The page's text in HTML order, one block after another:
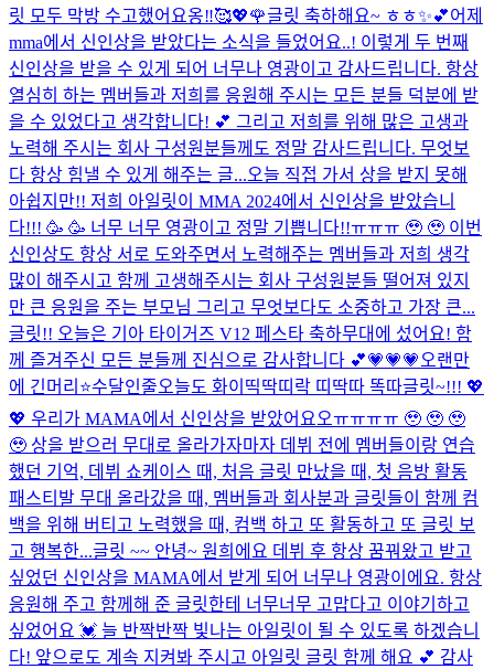
릿 모두 막방 수고했어요옹‼︎🥰💖🌹글릿 축하해요~ ㅎㅎ✨💕어제
mma에서 신인상을 받았다는 소식을 들었어요..! 이렇게 두 번째
신인상을 받을 수 있게 되어 너무나 영광이고 감사드립니다. 항상
열심히 하는 멤버들과 저희를 응원해 주시는 모든 분들 덕분에 받
을 수 있었다고 생각합니다! 💕 그리고 저희를 위해 많은 고생과
노력해 주시는 회사 구성원분들께도 정말 감사드립니다. 무엇보
다 항상 힘낼 수 있게 해주는 글...오늘 직접 가서 상을 받지 못해
아쉽지만!! 저희 아일릿이 MMA 2024에서 신인상을 받았습니
다!!! 🥳 🥳 너무 너무 영광이고 정말 기쁩니다!!ㅠㅠㅠ 🥹 🥹 이번
신인상도 항상 서로 도와주면서 노력해주는 멤버들과 저희 생각
많이 해주시고 함께 고생해주시는 회사 구성원분들 떨어져 있지
만 큰 응원을 주는 부모님 그리고 무엇보다도 소중하고 가장 큰...
글릿!! 오늘은 기아 타이거즈 V12 페스타 축하무대에 섰어요! 함
께 즐겨주신 모든 분들께 진심으로 감사합니다 💕💗💗💗 오랜만
에 긴머리⭐수달인줄오늘도 화이띡딱띠락 띠딱따 똑따글릿~!!! 💖
💖 우리가 MAMA에서 신인상을 받았어요오ㅠㅠㅠㅠ 🥹 🥹 🥹
🥹 상을 받으러 무대로 올라가자마자 데뷔 전에 멤버들이랑 연습
했던 기억, 데뷔 쇼케이스 때, 처음 글릿 만났을 때, 첫 음방 활동
패스티발 무대 올라갔을 때, 멤버들과 회사분과 글릿들이 함께 컴
백을 위해 버티고 노력했을 때, 컴백 하고 또 활동하고 또 글릿 보
고 행복한...글릿 ~~ 안녕~ 원희에요 데뷔 후 항상 꿈꿔왔고 받고
싶었던 신인상을 MAMA에서 받게 되어 너무나 영광이에요. 항상
응원해 주고 함께해 준 글릿한테 너무너무 고맙다고 이야기하고
싶었어요 💓 늘 반짝반짝 빛나는 아일릿이 될 수 있도록 하겠습니
다! 앞으로도 계속 지켜봐 주시고 아일릿 글릿 함께 해요 💕 감사